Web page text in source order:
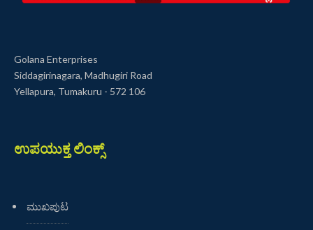
Golana Enterprises
Siddagirinagara, Madhugiri Road
Yellapura, Tumakuru - 572 106
ಉಪಯುಕ್ತ ಲಿಂಕ್ಸ್
ಮುಖಪುಟ